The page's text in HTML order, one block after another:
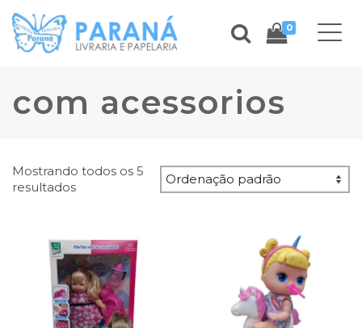
0
com acessorios
Mostrando todos os 5
resultados